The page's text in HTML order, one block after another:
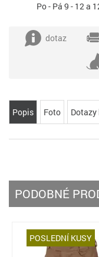
Po - Pá 9 - 12 a
dotaz
Popis Foto
PODOBNÉ
POSLEDNÍ KUSY